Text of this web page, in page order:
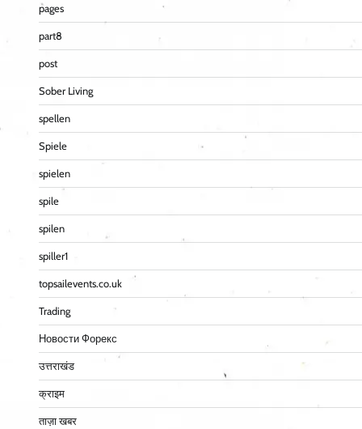
pages
part8
post
Sober Living
spellen
Spiele
spielen
spile
spilen
spiller1
topsailevents.co.uk
Trading
Новости Форекс
उत्तराखंड
क्राइम
ताज़ा खबर